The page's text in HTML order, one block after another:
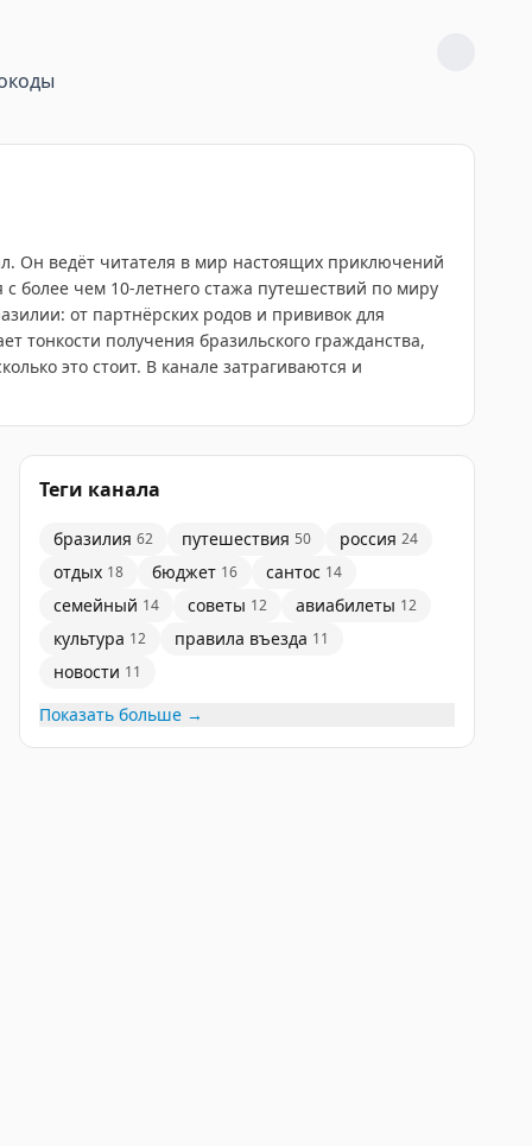
Он ведёт читателя в мир настоящих приключений
более чем 10-летнего стажа путешествий по миру
от партнёрских родов и прививок для
тонкости получения бразильского гражданства,
это стоит. В канале затрагиваются и
Теги канала
бразилия 62 путешествия 50 россия 24
отдых 18 бюджет 16 сантос 14
семейный 14 советы 12 авиабилеты 12
культура 12 правила въезда 11
новости 11
Показать больше →